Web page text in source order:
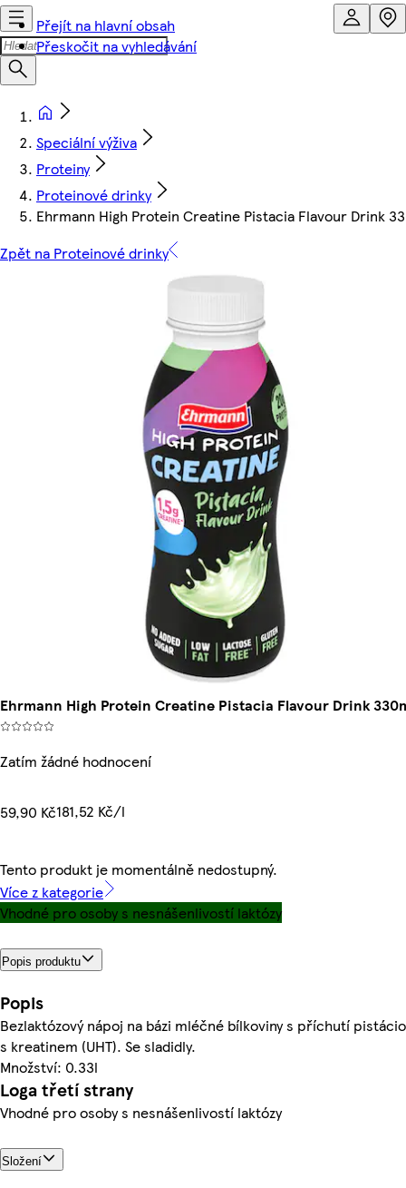
Přejít na hlavní obsah
Přeskočit na vyhledávání
Speciální výživa
Proteiny
Proteinové drinky
Ehrmann High Protein Creatine Pistacia Flavour Drink
Zpět na Proteinové drinky
Ehrmann High Protein Creatine Pistacia Flavour Drink
Zatím žádné hodnocení
59,90 Kč181,52 Kč/l
Tento produkt je momentálně nedostupný.
Více z kategorie
Vhodné pro osoby s nesnášenlivostí laktózy
Popis produktu
Popis
Bezlaktózový nápoj na bázi mléčné bílkoviny s příchutí
s kreatinem (UHT). Se sladidly.
Množství: 0.33l
Loga třetí strany
Vhodné pro osoby s nesnášenlivostí laktózy
Složení